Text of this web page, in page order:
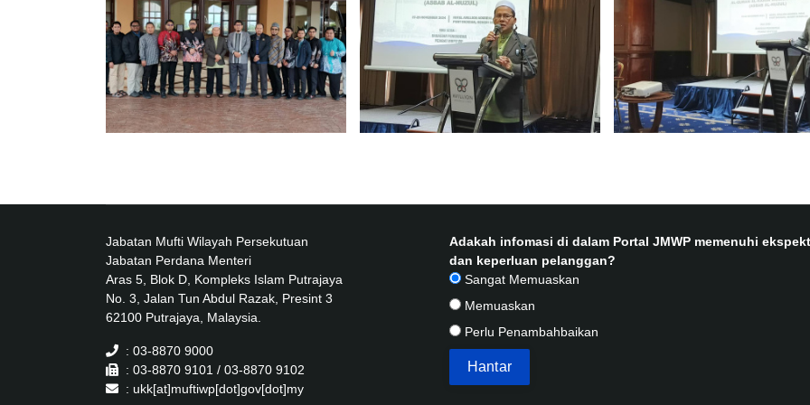
Jabatan Mufti Wilayah Persekutuan
Jabatan Perdana Menteri
Aras 5, Blok D, Kompleks Islam Putrajaya
No. 3, Jalan Tun Abdul Razak, Presint 3
62100 Putrajaya, Malaysia.
: 03-8870 9000
: 03-8870 9101 / 03-8870 9102
: ukk[at]muftiwp[dot]gov[dot]my
Adakah infomasi di dalam Portal JMWP memenuhi
dan keperluan pelanggan?
Sangat Memuaskan
Memuaskan
Perlu Penambahbaikan